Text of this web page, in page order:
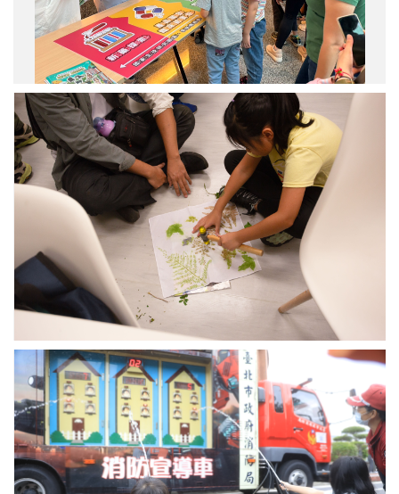
發
流
程。
國
家
生
技
研
究
園
教
育
中
心
畫
染
DIY
活
動」
臺
市
政
府
消
防
局
出